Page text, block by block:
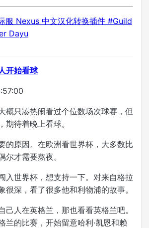
服 Nexus 中文汉化转换插件 #Guild
Dayu
开始看球
概只凑热闹看过个位数场次球赛，但
期待着晚上看球。
的原因。在欧洲看世界杯，大多数比
尔才需要熬夜。
入世界杯，想支持一下。对来自格拉
很深，看了很多他和利物浦的故事。
己人在英格兰，那也看看英格兰吧。
兰的比赛，开始留意哈利·凯恩和赖